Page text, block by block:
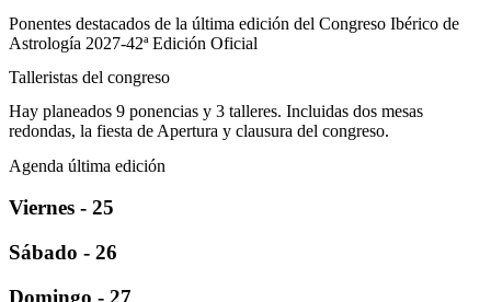
Ponentes destacados de la última edición del Congreso Ibérico de
Astrología 2027-42ª Edición Oficial
Talleristas del congreso
Hay planeados 9 ponencias y 3 talleres. Incluidas dos mesas
redondas, la fiesta de Apertura y clausura del congreso.
Agenda última edición
Viernes - 25
Sábado - 26
Domingo - 27